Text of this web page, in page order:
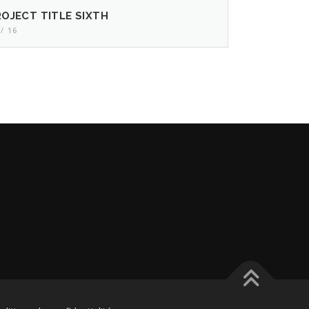
TITLE SIXTH
16